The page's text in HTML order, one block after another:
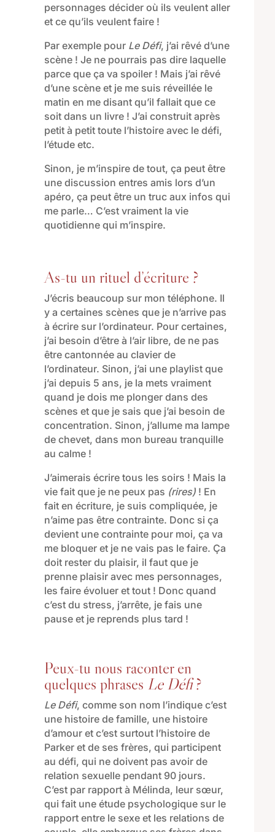
personnages décider où ils veulent aller
et ce qu’ils veulent faire !
Par exemple pour Le Défi, j’ai rêvé d’une
scène ! Je ne pourrais pas dire laquelle
parce que ça va spoiler ! Mais j’ai rêvé
d’une scène et je me suis réveillée le
matin en me disant qu’il fallait que ce
soit dans un livre ! J’ai construit après
petit à petit toute l’histoire avec le défi,
l’étude etc.
Sinon, je m’inspire de tout, ça peut être
une discussion entres amis lors d’un
apéro, ça peut être un truc aux infos qui
me parle… C’est vraiment la vie
quotidienne qui m’inspire.
As-tu un rituel d’écriture ?
J’écris beaucoup sur mon téléphone. Il
y a certaines scènes que je n’arrive pas
à écrire sur l’ordinateur. Pour certaines,
j’ai besoin d’être à l’air libre, de ne pas
être cantonnée au clavier de
l’ordinateur. Sinon, j’ai une playlist que
j’ai depuis 5 ans, je la mets vraiment
quand je dois me plonger dans des
scènes et que je sais que j’ai besoin de
concentration. Sinon, j’allume ma lampe
de chevet, dans mon bureau tranquille
au calme !
J’aimerais écrire tous les soirs ! Mais la
vie fait que je ne peux pas (rires)! En
fait en écriture, je suis compliquée, je
n’aime pas être contrainte. Donc si ça
devient une contrainte pour moi, ça va
me bloquer et je ne vais pas le faire. Ça
doit rester du plaisir, il faut que je
prenne plaisir avec mes personnages,
les faire évoluer et tout ! Donc quand
c’est du stress, j’arrête, je fais une
pause et je reprends plus tard !
Peux-tu nous raconter en
quelques phrases Le Défi?
Le Défi, comme son nom l’indique c’est
une histoire de famille, une histoire
d’amour et c’est surtout l’histoire de
Parker et de ses frères, qui participent
au défi, qui ne doivent pas avoir de
relation sexuelle pendant 90 jours.
C’est par rapport à Mélinda, leur sœur,
qui fait une étude psychologique sur le
rapport entre le sexe et les relations de